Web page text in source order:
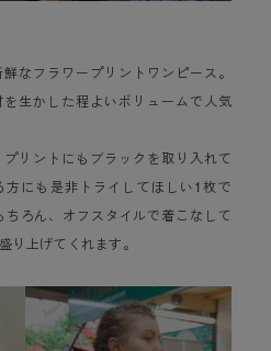
なフラワープリントワンピース。
生かした程よいボリュームで人気
リントにもブラックを取り入れて
にも是非トライしてほしい1枚で
ろん、オフスタイルで着こなして
り上げてくれます。